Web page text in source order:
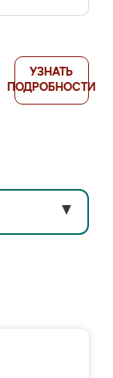
УЗНАТЬ
ПОДРОБНОСТИ
▼